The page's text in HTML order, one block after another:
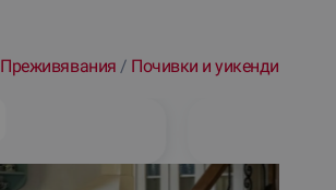
Преживявания / Почивки и уикенди